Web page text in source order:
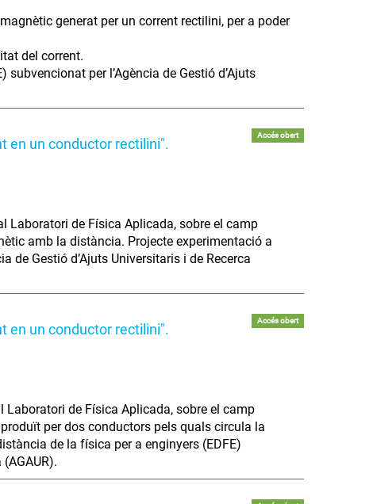
generat per un corrent rectilini, per a poder
del corrent.
per l’Agència de Gestió d’Ajuts
en un conductor rectilini".
Accés obert
Laboratori de Física Aplicada, sobre el camp
amb la distància. Projecte experimentació a
de Gestió d’Ajuts Universitaris i de Recerca
en un conductor rectilini".
Accés obert
de Física Aplicada, sobre el camp
per dos conductors pels quals circula la
de la física per a enginyers (EDFE)